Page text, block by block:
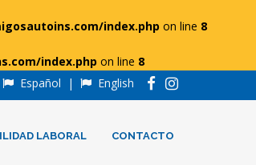
index.php on line 8
index.php on line 8
Español | English
LABORAL CONTACTO